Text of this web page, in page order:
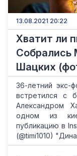
13.08.2021 20:22
Хватит ли
Собрались
Шацких
36-летний экс-
встретился с
Александром
одном из
публикацию в
(@timi1010)